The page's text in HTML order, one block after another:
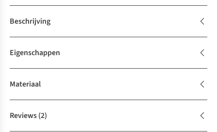
Beschrijving
Eigenschappen
Materiaal
Reviews(2)